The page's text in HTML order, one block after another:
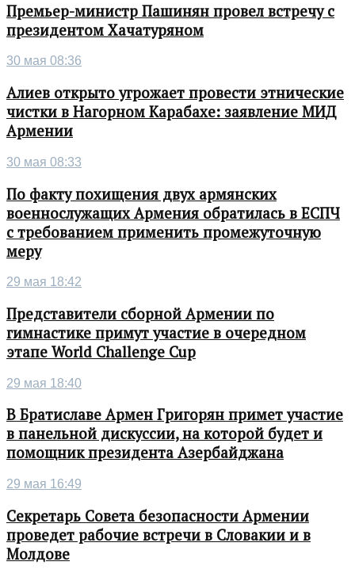
Премьер-министр Пашинян провел встречу с
президентом Хачатуряном
30 мая 08:36
Алиев открыто угрожает провести этнические
чистки в Нагорном Карабахе: заявление МИД
Армении
30 мая 08:33
По факту похищения двух армянских
военнослужащих Армения обратилась в ЕСПЧ
с требованием применить промежуточную
меру
29 мая 18:42
Представители сборной Армении по
гимнастике примут участие в очередном
этапе World Challenge Cup
29 мая 18:40
В Братиславе Армен Григорян примет участие
в панельной дискуссии, на которой будет и
помощник президента Азербайджана
29 мая 16:49
Секретарь Совета безопасности Армении
проведет рабочие встречи в Словакии и в
Молдове